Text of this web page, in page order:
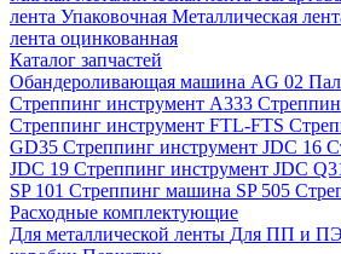
лента Упаковочная Металлическая
лента оцинкованная
Каталог запчастей
Обандероливающая машина AG 02
Стреппинг инструмент A333
Стреппинг инструмент FTL-FTS
GD35 Стреппинг инструмент JDC 16
JDC 19 Стреппинг инструмент JDC
SP 101 Стреппинг машина SP 505
Расходные комплектующие
Для металлической ленты Для ПП и